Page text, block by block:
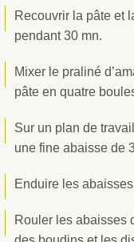
Recouvrir la pâte et
pendant 30 mn.
Mixer le praliné
pâte en quatre
Sur un plan de
une fine abaisse de
Enduire les
Rouler les abaisses